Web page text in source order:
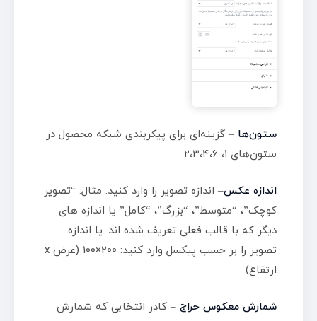
ستون‌ها – گزینه‌ای برای پیکربندی شبکه محصول در
ستون‌های ۱، ۲،۳،۴،۶
اندازه عکس– اندازه تصویر را وارد کنید. مثال: “تصویر
کوچک”، “متوسط”، “بزرگ”، “کامل” یا اندازه های
دیگر که با قالب فعلی تعریف شده اند. یا اندازه
تصویر را بر حسب پیکسل وارد کنید: 200×100 (عرض x
ارتفاع)
شمارش معکوس حراج– کادر انتخابی که شمارش